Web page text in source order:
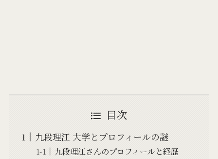
目次
九段理江 大学とプロフィールの謎
九段理江さんのプロフィールと経歴